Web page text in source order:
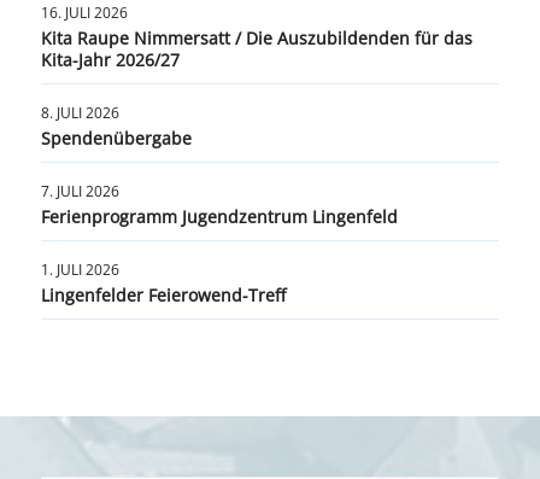
16. JULI 2026
Kita Raupe Nimmersatt / Die Auszubildenden für das
Kita-Jahr 2026/27
8. JULI 2026
Spendenübergabe
7. JULI 2026
Ferienprogramm Jugendzentrum Lingenfeld
1. JULI 2026
Lingenfelder Feierowend-Treff